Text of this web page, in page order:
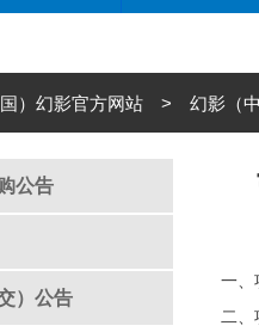
国）幻影官方网站 > 幻影（
公告
）公告
一、
二、